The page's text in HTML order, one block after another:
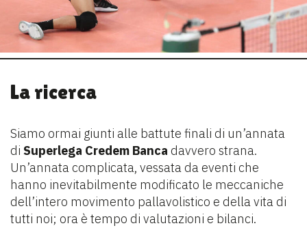
La ricerca
Siamo ormai giunti alle battute finali di un’annata
di Superlega Credem Banca davvero strana.
Un’annata complicata, vessata da eventi che
hanno inevitabilmente modificato le meccaniche
dell’intero movimento pallavolistico e della vita di
tutti noi; ora è tempo di valutazioni e bilanci.